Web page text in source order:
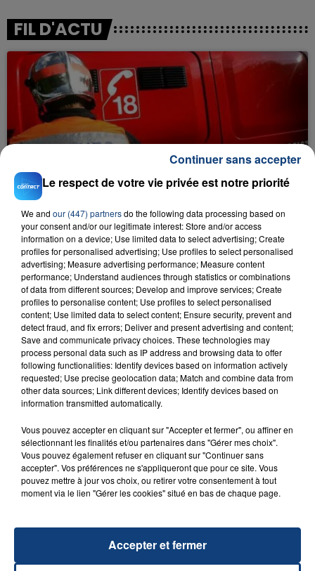
FIL D'ACTU
INCENDIE MORTEL À LENS : UNE FEMME ET
SON BÉBÉ ENTRE LA VIE ET LA...
Un homme s'est immolé par le feu après avoir
aspergé sa compagne et leur bébé de trois mois
d'un liquide inflammable.
20 juillet 2026
UNE ADOLESCENTE DEVANT SE FAIRE
OPÉRER DE LA CHEVILLE RESSORT DE LA...
La famille a porté plainte contre la clinique qui a
reconnu sa responsabilité et présenté ses
excuses.
TITRES DIFFUSÉS
22h52
22h52 22h48
22h48
Le respect de votre vie privée est notre priorité
We and our (447) partnersdo the following data processing based on
your consent and/or our legitimate interest: Store and/or access
information on a device; Use limited data to select advertising; Create
profiles for personalised advertising; Use profiles to select personalised
advertising; Measure advertising performance; Measure content
performance; Understand audiences through statistics or combinations
of data from different sources; Develop and improve services; Create
profiles to personalise content; Use profiles to select personalised
content; Use limited data to select content; Ensure security, prevent and
detect fraud, and fix errors; Deliver and present advertising and content;
Save and communicate privacy choices. These technologies may
process personal data such as IP address and browsing data to offer
following functionalities: Identify devices based on information actively
requested; Use precise geolocation data; Match and combine data from
other data sources; Link different devices; Identify devices based on
information transmitted automatically.
Vous pouvez accepter en cliquant sur "Accepter et fermer", ou affiner en
sélectionnant les finalités et/ou partenaires dans "Gérer mes choix".
Vous pouvez également refuser en cliquant sur "Continuer sans
accepter". Vos préférences ne s'appliqueront que pour ce site. Vous
pouvez mettre à jour vos choix, ou retirer votre consentement à tout
moment via le lien "Gérer les cookies" situé en bas de chaque page.
Accepter et fermer
Continuer sans accepter